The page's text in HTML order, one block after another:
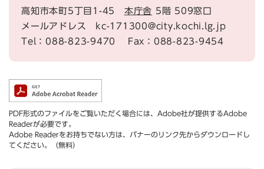
高知市本町5丁目1-45 本庁舎 5階 509窓口
メールアドレス kc-171300@city.kochi.lg.jp
Tel：088-823-9470
Fax：088-823-9454
PDF形式のファイルをご覧いただく場合には、Adobe社が提供するAdobe
Readerが必要です。
Adobe Readerをお持ちでない方は、バナーのリンク先からダウンロードし
てください。（無料）